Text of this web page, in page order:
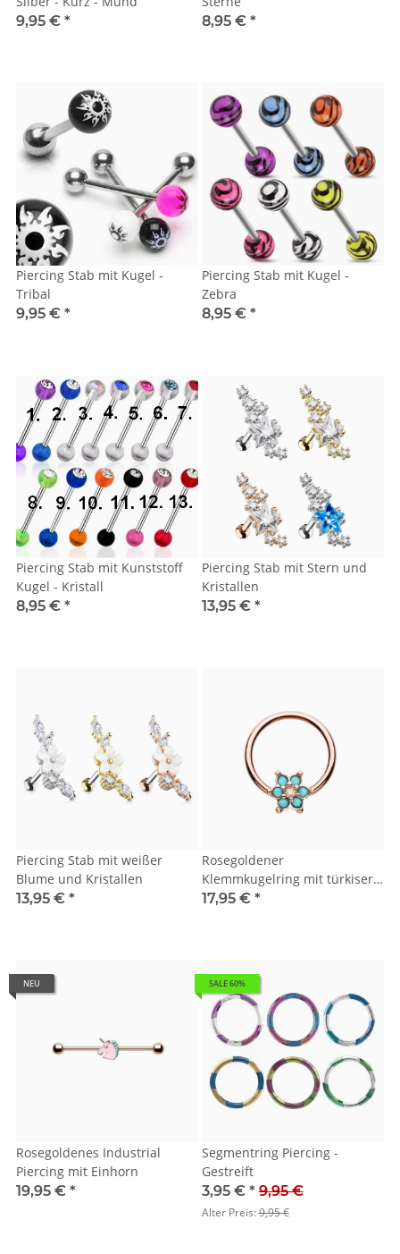
9,95 € *
8,95 € *
Piercing Stab mit Kugel -
Tribal
9,95 € *
Piercing Stab mit Kugel -
Zebra
8,95 € *
Piercing Stab mit Kunststoff
Kugel - Kristall
8,95 € *
Piercing Stab mit Stern und
Kristallen
13,95 € *
Piercing Stab mit weißer
Blume und Kristallen
13,95 € *
Rosegoldener
Klemmkugelring mit türkiser
Blume
17,95 € *
NEU
Rosegoldenes Industrial
Piercing mit Einhorn
19,95 € *
SALE 60%
Segmentring Piercing -
Gestreift
3,95 € * 9,95 €
Alter Preis:9,95 €